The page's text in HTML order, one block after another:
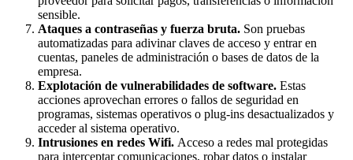
sensible.
Ataques a contraseñas y fuerza bruta. Son pruebas
automatizadas para adivinar claves de acceso y entrar en
cuentas, paneles de administración o bases de datos de la
empresa.
Explotación de vulnerabilidades de software. Estas
acciones aprovechan errores o fallos de seguridad en
programas, sistemas operativos o plug-ins desactualizados y
acceder al sistema operativo.
Intrusiones en redes Wifi. Acceso a redes mal protegidas
para interceptar comunicaciones, robar datos o instalar